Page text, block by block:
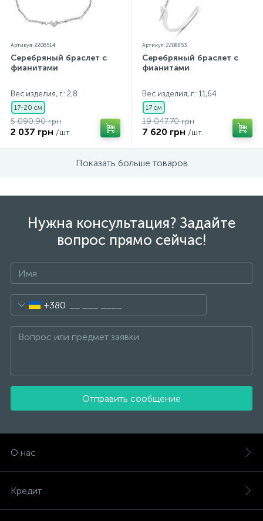
Артикул: 2206514
Серебряный браслет с
фианитами
Вес изделия, г.: 2,8
17-20 см
5 090.90 грн
2 037 грн /шт.
Артикул: 2208853
Серебряный браслет с
фианитами
Вес изделия, г.: 11,64
17 см
19 047.70 грн
7 620 грн /шт.
Показать больше товаров
Нужна консультация? Задайте
вопрос прямо сейчас!
+380
Отправить сообщение
О нас
Кредит